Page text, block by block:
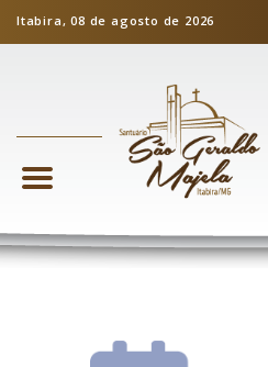
Itabira, 08 de agosto de 2026